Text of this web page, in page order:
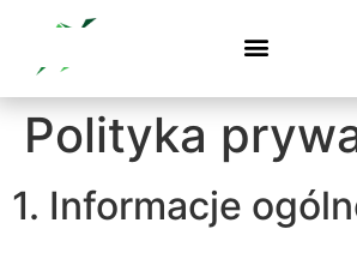
Polityka
1. Informacje